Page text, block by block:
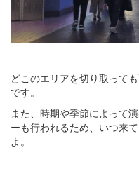
どこのエリアを切り取って
です。
また、時期や季節によって
ーも行われるため、いつ来
よ。